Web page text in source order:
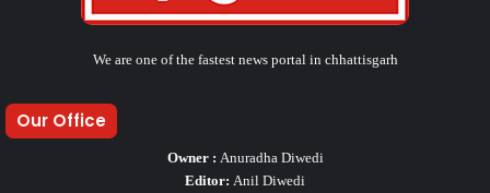
We are one of the fastest news portal in chhattisgarh
Our Office
Owner : Anuradha Diwedi
Editor: Anil Diwedi